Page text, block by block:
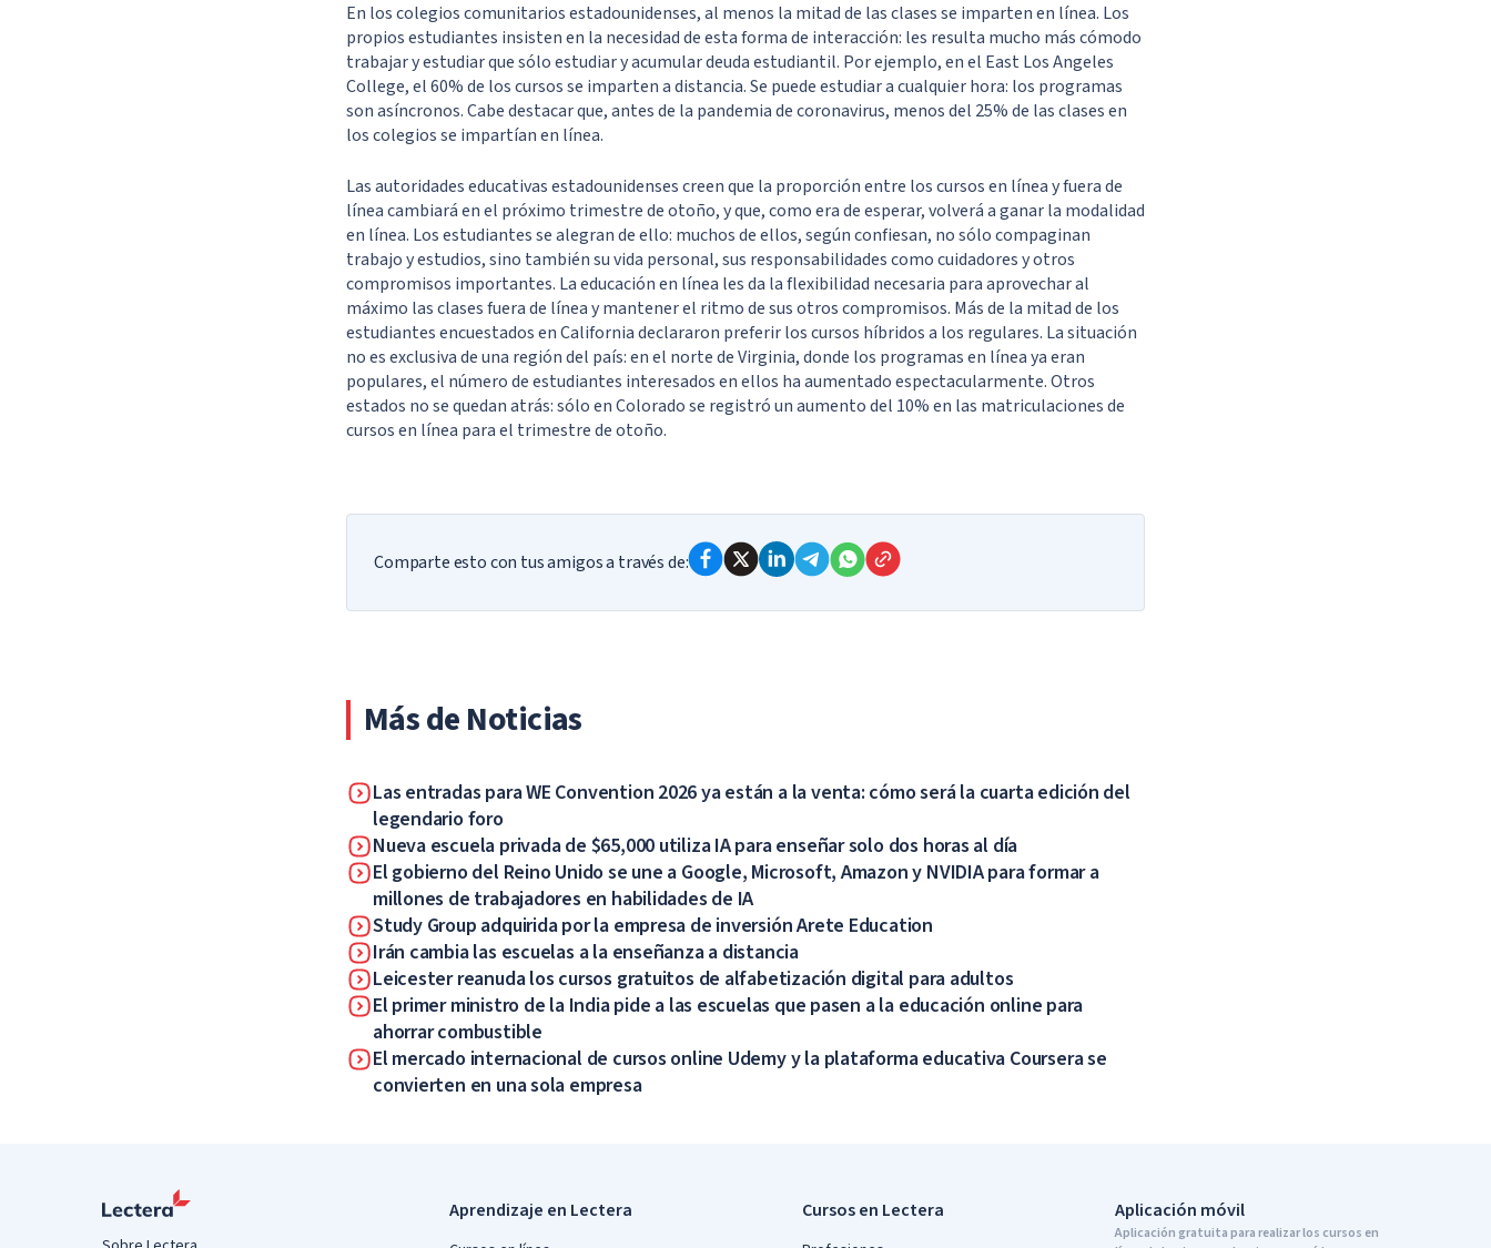
En los colegios comunitarios estadounidenses, al menos la mitad de las clases se imparten en línea. Los
propios estudiantes insisten en la necesidad de esta forma de interacción: les resulta mucho más cómodo
trabajar y estudiar que sólo estudiar y acumular deuda estudiantil. Por ejemplo, en el East Los Angeles
College, el 60% de los cursos se imparten a distancia. Se puede estudiar a cualquier hora: los programas
son asíncronos. Cabe destacar que, antes de la pandemia de coronavirus, menos del 25% de las clases en
los colegios se impartían en línea.
Las autoridades educativas estadounidenses creen que la proporción entre los cursos en línea y fuera de
línea cambiará en el próximo trimestre de otoño, y que, como era de esperar, volverá a ganar la modalidad
en línea. Los estudiantes se alegran de ello: muchos de ellos, según confiesan, no sólo compaginan
trabajo y estudios, sino también su vida personal, sus responsabilidades como cuidadores y otros
compromisos importantes. La educación en línea les da la flexibilidad necesaria para aprovechar al
máximo las clases fuera de línea y mantener el ritmo de sus otros compromisos. Más de la mitad de los
estudiantes encuestados en California declararon preferir los cursos híbridos a los regulares. La situación
no es exclusiva de una región del país: en el norte de Virginia, donde los programas en línea ya eran
populares, el número de estudiantes interesados en ellos ha aumentado espectacularmente. Otros
estados no se quedan atrás: sólo en Colorado se registró un aumento del 10% en las matriculaciones de
cursos en línea para el trimestre de otoño.
Comparte esto con tus amigos a través de:
Más de Noticias
Las entradas para WE Convention 2026 ya están a la venta: cómo será la cuarta edición del
legendario foro
Nueva escuela privada de $65,000 utiliza IA para enseñar solo dos horas al día
El gobierno del Reino Unido se une a Google, Microsoft, Amazon y NVIDIA para formar a
millones de trabajadores en habilidades de IA
Study Group adquirida por la empresa de inversión Arete Education
Irán cambia las escuelas a la enseñanza a distancia
Leicester reanuda los cursos gratuitos de alfabetización digital para adultos
El primer ministro de la India pide a las escuelas que pasen a la educación online para
ahorrar combustible
El mercado internacional de cursos online Udemy y la plataforma educativa Coursera se
convierten en una sola empresa
Aprendizaje en Lectera Cursos en Lectera Aplicación móvil
Aplicación gratuita para realizar los cursos en